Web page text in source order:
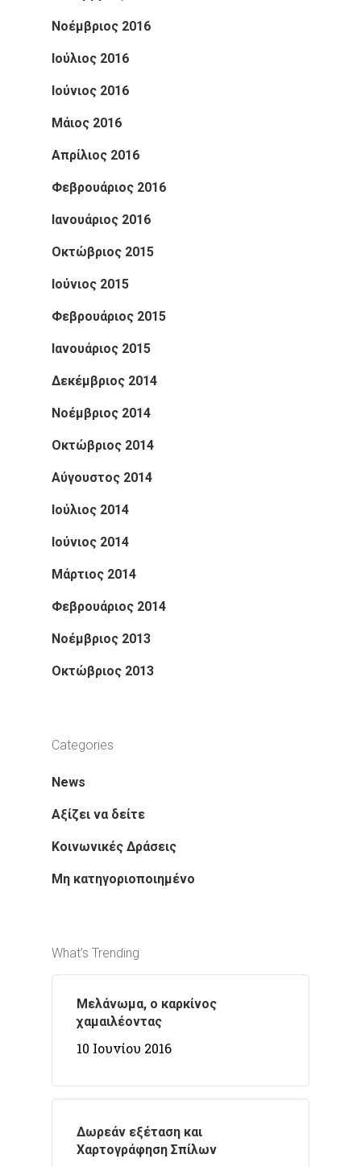
Νοέμβριος 2016
Ιούλιος 2016
Ιούνιος 2016
Μάιος 2016
Απρίλιος 2016
Φεβρουάριος 2016
Ιανουάριος 2016
Οκτώβριος 2015
Ιούνιος 2015
Φεβρουάριος 2015
Ιανουάριος 2015
Δεκέμβριος 2014
Νοέμβριος 2014
Οκτώβριος 2014
Αύγουστος 2014
Ιούλιος 2014
Ιούνιος 2014
Μάρτιος 2014
Φεβρουάριος 2014
Νοέμβριος 2013
Οκτώβριος 2013
Categories
News
Αξίζει να δείτε
Κοινωνικές Δράσεις
Μη κατηγοριοποιημένο
What’s Trending
Μελάνωμα, ο καρκίνος
χαμαιλέοντας
10 Ιουνίου 2016
Δωρεάν εξέταση και
Χαρτογράφηση Σπίλων